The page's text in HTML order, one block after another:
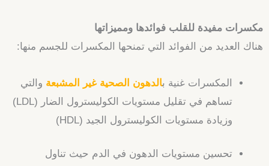
مكسرات مفيدة للقلب فوائدها ومميزاتها
هناك
العديد من الفوائد التي تمنحها المكسرات للجسم منها:
المكسرات غنية بالدهون الصحية غير المشبعة والتي
تساهم في تقليل مستويات الكوليسترول
الضار (LDL)
وزيادة مستويات الكوليسترول الجيد (HDL)
تحسين مستويات الدهون في الدم حيث تناول